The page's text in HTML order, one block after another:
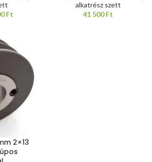
Ft
alkatrész szett
41 500Ft
2×13